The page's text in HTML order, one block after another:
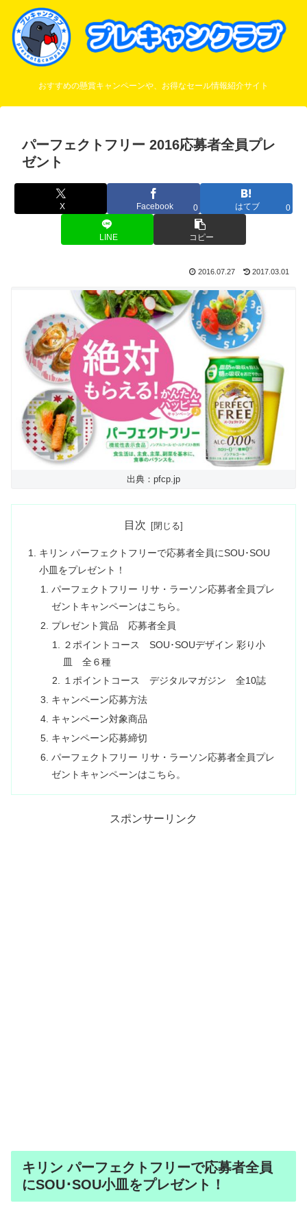
おすすめの懸賞キャンペーンや、お得なセール情報紹介サイト
パーフェクトフリー 2016応募者全員プレ
ゼント
X Facebook 0 はてブ 0
LINE コピー
2016.07.27 2017.03.01
出典：pfcp.jp
目次
キリン パーフェクトフリーで応募者全員にSOU･SOU
小皿をプレゼント！
パーフェクトフリー リサ・ラーソン応募者全員プレ
ゼントキャンペーンはこちら。
プレゼント賞品 応募者全員
２ポイントコース SOU･SOUデザイン 彩り小
皿 全６種
１ポイントコース デジタルマガジン 全10誌
キャンペーン応募方法
キャンペーン対象商品
キャンペーン応募締切
パーフェクトフリー リサ・ラーソン応募者全員プレ
ゼントキャンペーンはこちら。
スポンサーリンク
キリン パーフェクトフリーで応募者全員
にSOU･SOU小皿をプレゼント！